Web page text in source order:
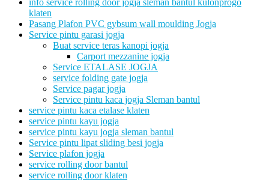
info service rolling door jogja sleman bantul kulonprogo
klaten
Pasang Plafon PVC gybsum wall moulding Jogja
Service pintu garasi jogja
Buat service teras kanopi jogja
Carport mezzanine jogja
Service ETALASE JOGJA
service folding gate jogja
Service pagar jogja
Service pintu kaca jogja Sleman bantul
service pintu kaca etalase klaten
service pintu kayu jogja
service pintu kayu jogja sleman bantul
Service pintu lipat sliding besi jogja
Service plafon jogja
service rolling door bantul
service rolling door klaten